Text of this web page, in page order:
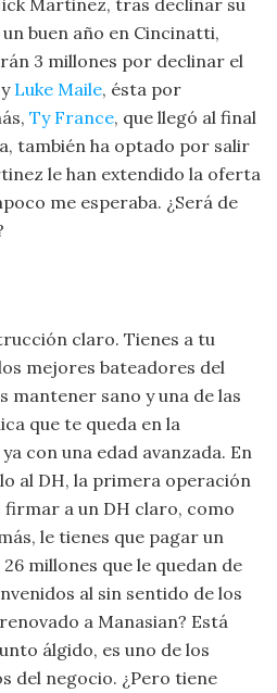
buen año en Cincinatti,
3 millones por declinar el
Luke Maile, ésta por
Ty France, que llegó al final
también ha optado por salir
le han extendido la oferta
me esperaba. ¿Será de
claro. Tienes a tu
mejores bateadores del
mantener sano y una de las
que te queda en la
con una edad avanzada. En
al DH, la primera operación
a un DH claro, como
le tienes que pagar un
millones que le quedan de
al sin sentido de los
a Manasian? Está
álgido, es uno de los
del negocio. ¿Pero tiene